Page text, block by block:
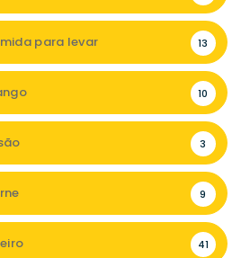
para levar 13
10
3
9
41